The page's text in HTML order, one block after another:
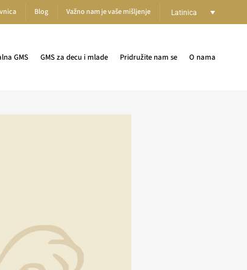
Blog Važno nam je vaše mišljenje Latinica
GMS GMS za decu i mlade Pridružite nam se O nama